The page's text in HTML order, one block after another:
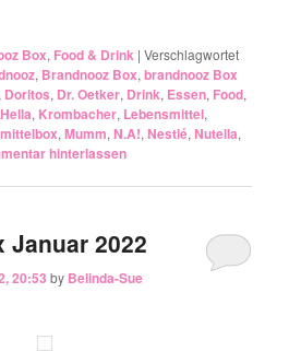
Box, Food & Drink |Verschlagwortet
, Brandnooz Box,brandnooz Box
Doritos, Dr. Oetker, Drink, Essen, Food,
Hella, Krombacher, Lebensmittel,
,Mumm,N.A!,Nestlé,Nutella,
hinterlassen
Januar 2022
20:53 by Belinda-Sue